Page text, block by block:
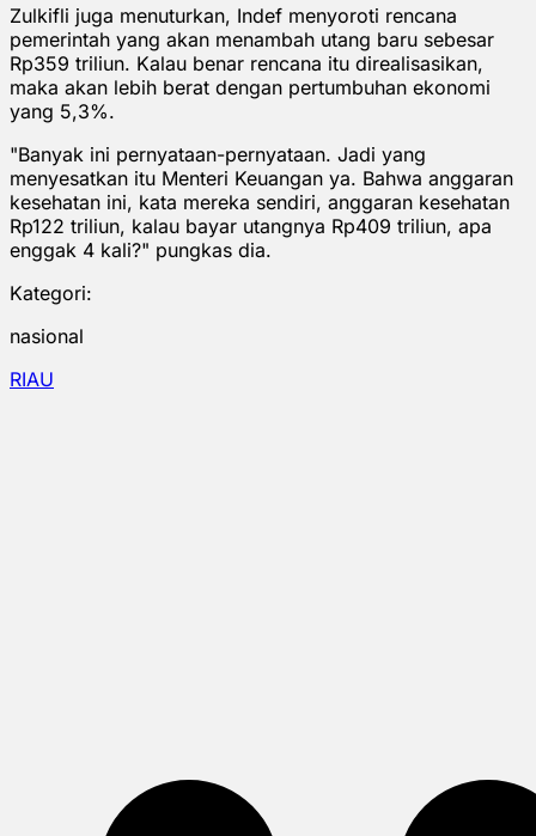
Zulkifli juga menuturkan, Indef menyoroti rencana
pemerintah yang akan menambah utang baru sebesar
Rp359 triliun. Kalau benar rencana itu direalisasikan,
maka akan lebih berat dengan pertumbuhan ekonomi
yang 5,3%.
"Banyak ini pernyataan-pernyataan. Jadi yang
menyesatkan itu Menteri Keuangan ya. Bahwa anggaran
kesehatan ini, kata mereka sendiri, anggaran kesehatan
Rp122 triliun, kalau bayar utangnya Rp409 triliun, apa
enggak 4 kali?" pungkas dia.
Kategori:
nasional
RIAU